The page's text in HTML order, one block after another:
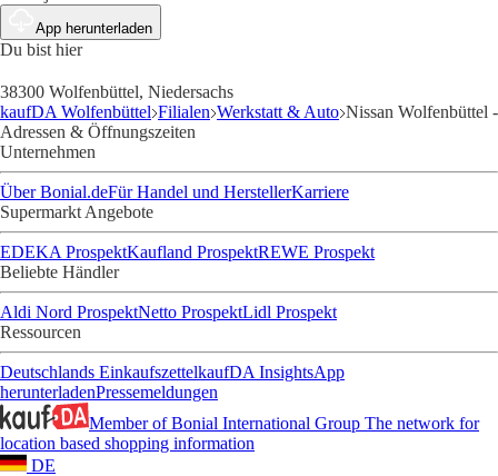
App herunterladen
Du bist hier
38300 Wolfenbüttel, Niedersachs
kaufDA Wolfenbüttel Filialen Werkstatt & Auto Nissan Wolfenbüttel -
Adressen & Öffnungszeiten
Unternehmen
Über Bonial.deFür Handel und HerstellerKarriere
Supermarkt Angebote
EDEKA ProspektKaufland ProspektREWE Prospekt
Beliebte Händler
Aldi Nord ProspektNetto ProspektLidl Prospekt
Ressourcen
Deutschlands EinkaufszettelkaufDA InsightsApp
herunterladenPressemeldungen
Member of Bonial International Group The network for
location based shopping information
DE